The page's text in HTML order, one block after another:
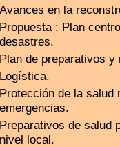
Avances en la
Propuesta : Plan
desastres.
Plan de preparativos
Logística.
Protección de la salud
emergencias.
Preparativos de salud
nivel local.